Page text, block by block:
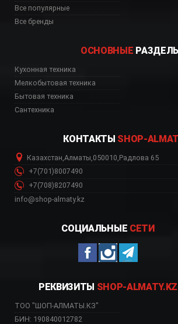
цена,
Все популярные
Все бренды
ОСНОВНЫЕ
Кухонная техника
Мелкобытовая техника
Бытовая техника
Сантехника
КОНТАКТЫ SHOP-
Казахстан Алматы 050010 Радлова 65
+7(701)8007490
+7(708)8207490
info@shop-almaty.kz
СОЦИАЛЬНЫЕ СЕТИ
РЕКВИЗИТЫ SHOP-ALMATY.KZ
ТОО "ШОП-АЛМАТЫ.КЗ"
БИН: 190840012782